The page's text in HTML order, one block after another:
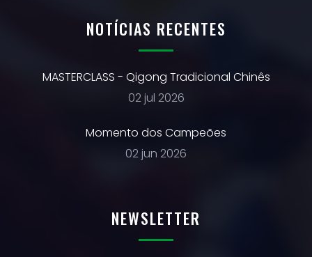
NOTÍCIAS RECENTES
MASTERCLASS - Qigong Tradicional Chinês
02 jul 2026
Momento dos Campeões
02 jun 2026
NEWSLETTER